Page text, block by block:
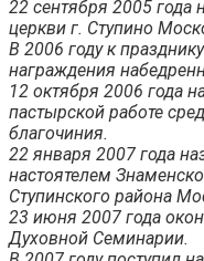
22 сентября 2005 года
церкви г. Ступино
В 2006 году к
награждения
12 октября 2006 года
пастырской работе
благочиния.
22 января 2007 года
настоятелем
Ступинского района
23 июня 2007 года
Духовной Семинарии.